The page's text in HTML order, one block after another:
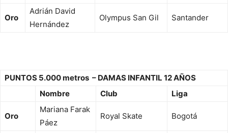
Oro
Adrián David
Hernández
Olympus San Gil Santander
PUNTOS 5.000 metros – DAMAS INFANTIL 12 AÑOS
Nombre
Club Liga
Oro
Mariana Farak
Páez
Royal Skate Bogotá